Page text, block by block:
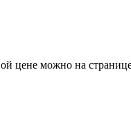
цене можно на